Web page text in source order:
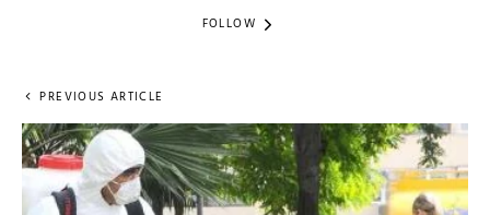
FOLLOW
PREVIOUS ARTICLE